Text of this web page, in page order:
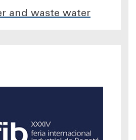
and waste water